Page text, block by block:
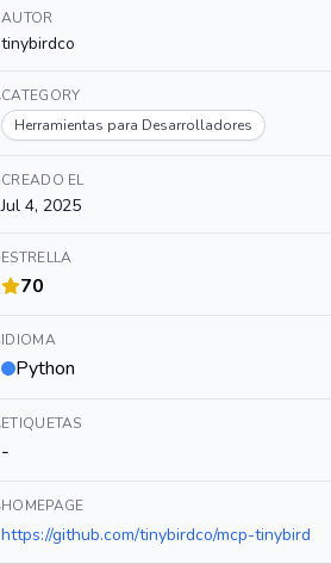
AUTOR
tinybirdco
CATEGORY
Herramientas para Desarrolladores
CREADO EL
Jul 4, 2025
ESTRELLA
70
IDIOMA
Python
ETIQUETAS
-
HOMEPAGE
https://github.com/tinybirdco/mcp-tinybird